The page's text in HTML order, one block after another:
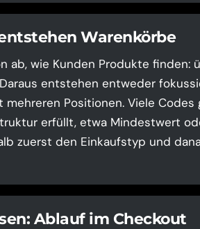
Warenkörbe
ab, wie Kunden Produkte finden:
entstehen entweder
Positionen. Viele Codes
erfüllt, etwa Mindestwert
zuerst den Einkaufstyp und
Ablauf im Checkout